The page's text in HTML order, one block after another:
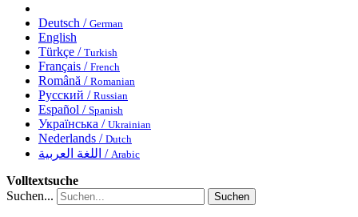
Deutsch / German
English
Türkçe / Turkish
Français / French
Română / Romanian
Русский / Russian
Español / Spanish
Українська / Ukrainian
Nederlands / Dutch
اللغة العربية / Arabic
Volltextsuche
Suchen...
Suchen